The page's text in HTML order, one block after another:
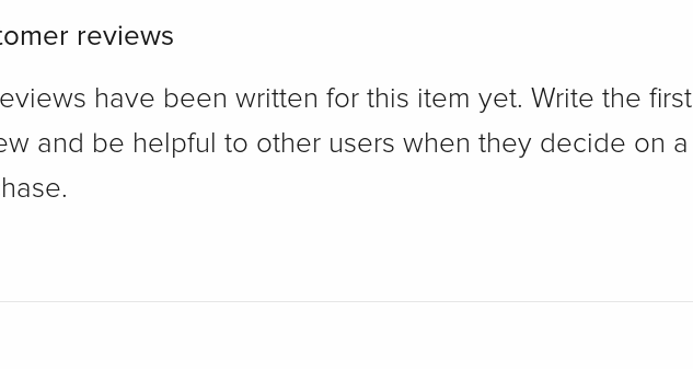
reviews
have been written for this item yet. Write the first
and be helpful to other users when they decide on a